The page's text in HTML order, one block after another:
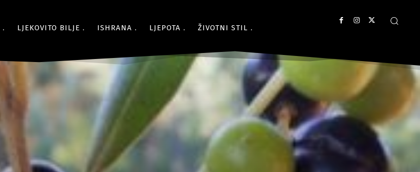
LJEKOVITO BILJE ISHRANA LJEPOTA ŽIVOTNI STIL